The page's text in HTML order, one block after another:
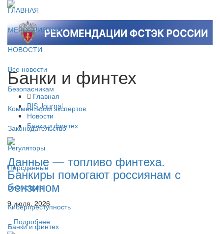
ГЛАВНАЯ
МЕРОПРИЯТИЯ
НОВОСТИ
Все новости
Безопасникам
Комментарии экспертов
Законодательство
Регуляторы
Персданные
Биометрия
Киберпреступность
Банки и финтех
Банки и финтех
Главная
BIS Journal
Новости
Банки и финтех
Данные — топливо финтеха.
Банкиры помогают россиянам с
бензином
9 июля, 2026
Подробнее